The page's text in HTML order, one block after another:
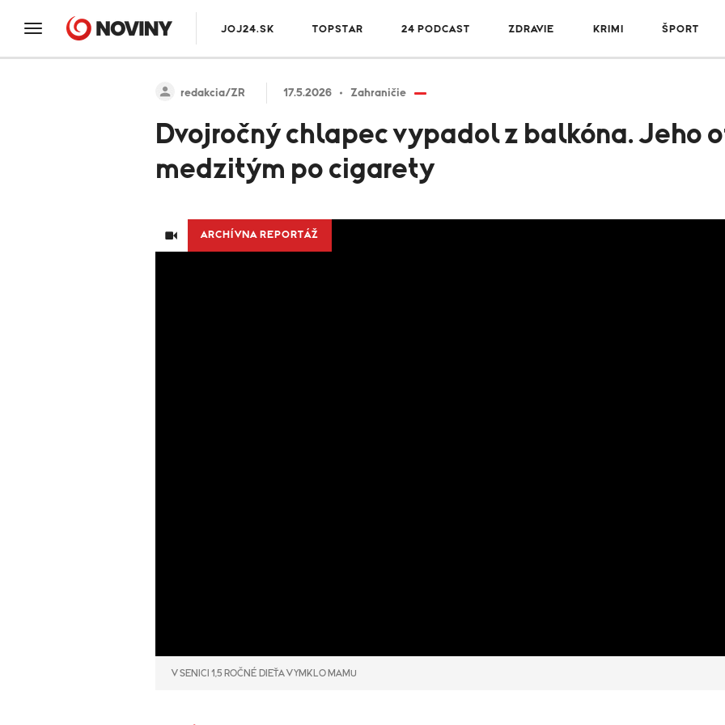
JOJ24.SK TOPSTAR 24 PODCAST ZDRAVIE KRIMI ŠPORT
redakcia/ZR 17.5.2026 Zahraničie
Dvojročný chlapec vypadol z balkóna. Jeho
medzitým po cigarety
ARCHÍVNA REPORTÁŽ
V SENICI 1,5 ROČNÉ DIEŤA VYMKLO MAMU